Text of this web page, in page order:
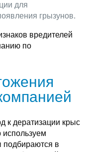
для
грызунов.
вредителей
по
к дератизации крыс
используем
в